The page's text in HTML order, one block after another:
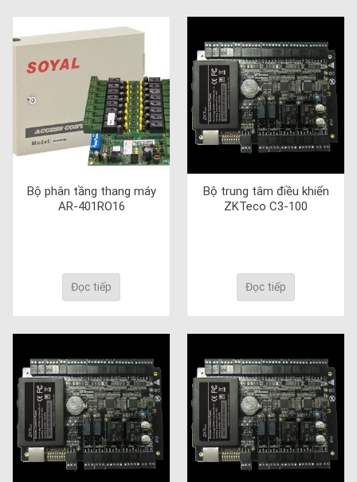
Bộ phân tầng thang máy
AR-401RO16
Đọc tiếp
Bộ trung tâm điều khiển
ZKTeco C3-100
Đọc tiếp